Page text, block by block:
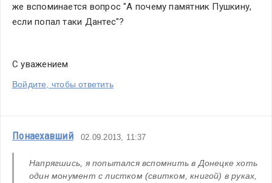
же вспоминается вопрос "А почему памятник Пушкину,
если попал таки Дантес"?
С уважением
Войдите, чтобы ответить
Понаехавший 02.09.2013, 11:37
Напрягшись, я попытался вспомнить в Донецке хоть
один монумент с листком (свитком, книгой) в руках,